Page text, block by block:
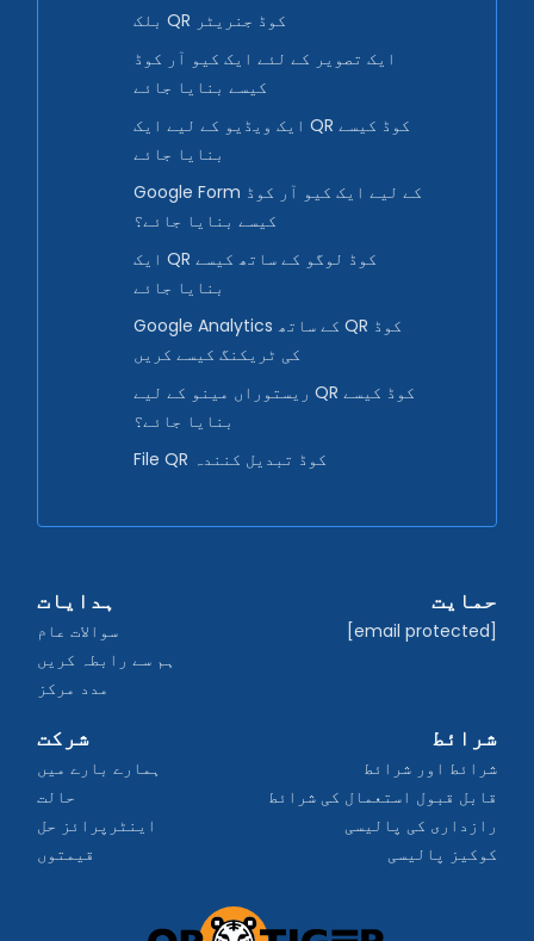
بلک QR کوڈ جنریٹر
ایک تصویر کے لئے ایک کیو آر کوڈ
کیسے بنایا جائے
ایک ویڈیو کے لیے ایک QR کوڈ کیسے
بنایا جائے
Google Form کے لیے ایک کیو آر کوڈ
کیسے بنایا جائے؟
ایک QR کوڈ لوگو کے ساتھ کیسے
بنایا جائے
Google Analytics کے ساتھ QR کوڈ
کی ٹریکنگ کیسے کریں
ریستوراں مینو کے لیے QR کوڈ کیسے
بنایا جائے؟
File QR کوڈ تبدیل کنندہ
ہدایات
سوالات عام
ہم سے رابطہ کریں
مدد مرکز
حمایت
[email protected]
شرکت
ہمارے بارے میں
حالت
اینٹرپرائز حل
قیمتوں
شرائط
شرائط اور شرائط
قابل قبول استعمال کی شرائط
رازداری کی پالیسی
کوکیز پالیسی